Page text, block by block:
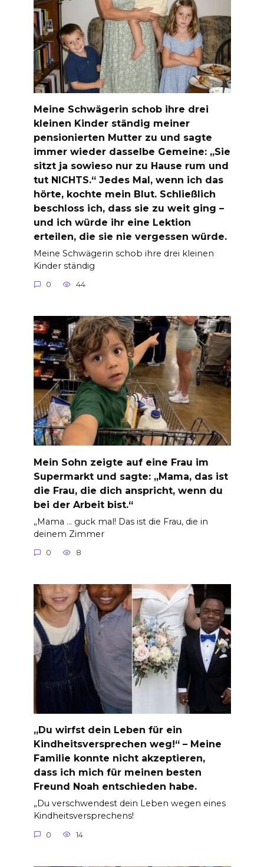
Meine Schwägerin schob ihre drei
kleinen Kinder ständig meiner
pensionierten Mutter zu und sagte
immer wieder dasselbe Gemeine: „Sie
sitzt ja sowieso nur zu Hause rum und
tut NICHTS.“ Jedes Mal, wenn ich das
hörte, kochte mein Blut. Schließlich
beschloss ich, dass sie zu weit ging –
und ich würde ihr eine Lektion
erteilen, die sie nie vergessen würde.
Meine Schwägerin schob ihre drei kleinen
Kinder ständig
0 44
Mein Sohn zeigte auf eine Frau im
Supermarkt und sagte: „Mama, das ist
die Frau, die dich anspricht, wenn du
bei der Arbeit bist.“
„Mama … guck mal! Das ist die Frau, die in
deinem Zimmer
0 8
„Du wirfst dein Leben für ein
Kindheitsversprechen weg!“ – Meine
Familie konnte nicht akzeptieren,
dass ich mich für meinen besten
Freund Noah entschieden habe.
„Du verschwendest dein Leben wegen eines
Kindheitsversprechens!
0 14